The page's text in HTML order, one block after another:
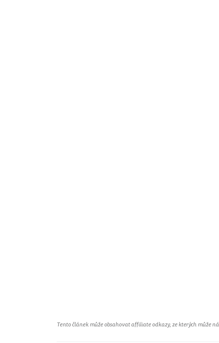
Tento článek může obsahovat affiliate odkazy, ze kterých může